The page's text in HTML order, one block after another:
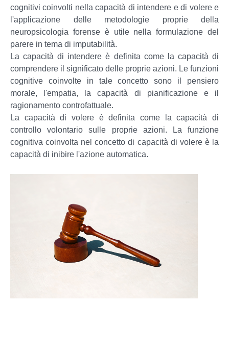
cognitivi coinvolti nella capacità di intendere e di volere e
l'applicazione delle metodologie proprie della
neuropsicologia forense è utile nella formulazione del
parere in tema di imputabilità.
La capacità di intendere è definita come la capacità di
comprendere il significato delle proprie azioni. Le funzioni
cognitive coinvolte in tale concetto sono il pensiero
morale, l'empatia, la capacità di pianificazione e il
ragionamento controfattuale.
La capacità di volere è definita come la capacità di
controllo volontario sulle proprie azioni. La funzione
cognitiva coinvolta nel concetto di capacità di volere è la
capacità di inibire l'azione automatica.